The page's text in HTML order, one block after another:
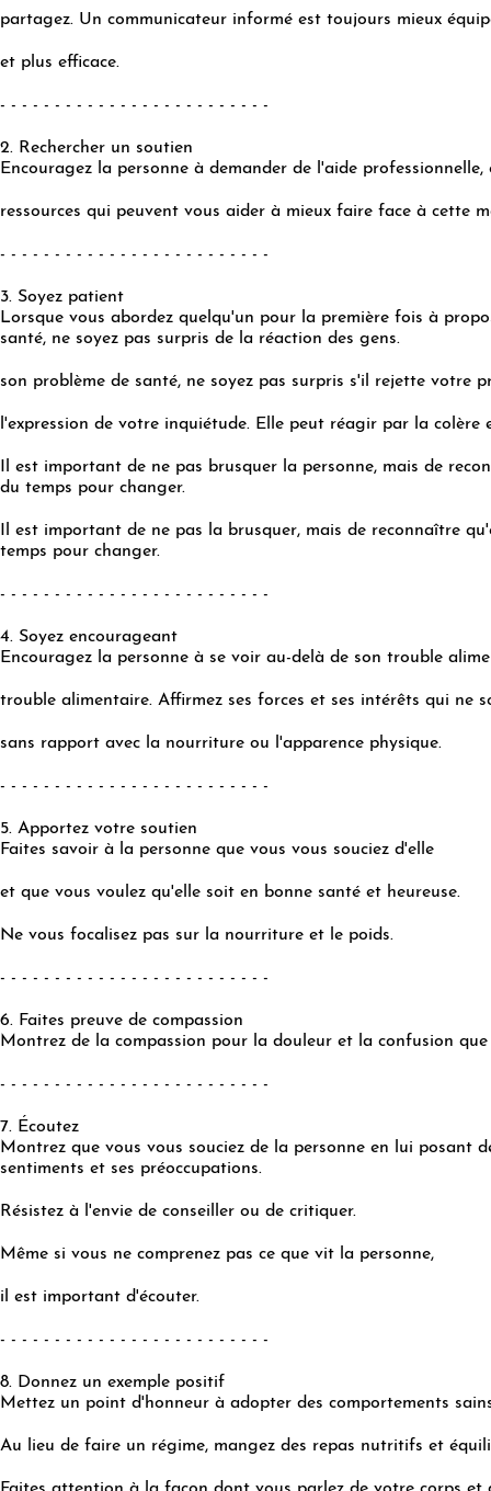
partagez. Un communicateur informé est toujours mieux
et plus efficace.
- - - - - - - - - - - - - - - - - - - - - - - - -
2. Rechercher un soutien
Encouragez la personne à demander de l'aide professionnelle,
ressources qui peuvent vous aider à mieux faire face à cette
- - - - - - - - - - - - - - - - - - - - - - - - -
3. Soyez patient
Lorsque vous abordez quelqu'un pour la première fois à
santé, ne soyez pas surpris de la réaction des gens.
son problème de santé, ne soyez pas surpris s'il rejette votre
l'expression de votre inquiétude. Elle peut réagir par la colère
Il est important de ne pas brusquer la personne, mais de
du temps pour changer.
Il est important de ne pas la brusquer, mais de reconnaître
temps pour changer.
- - - - - - - - - - - - - - - - - - - - - - - - -
4. Soyez encourageant
Encouragez la personne à se voir au-delà de son trouble
trouble alimentaire. Affirmez ses forces et ses intérêts qui ne
sans rapport avec la nourriture ou l'apparence physique.
- - - - - - - - - - - - - - - - - - - - - - - - -
5. Apportez votre soutien
Faites savoir à la personne que vous vous souciez d'elle
et que vous voulez qu'elle soit en bonne santé et heureuse.
Ne vous focalisez pas sur la nourriture et le poids.
- - - - - - - - - - - - - - - - - - - - - - - - -
6. Faites preuve de compassion
Montrez de la compassion pour la douleur et la confusion
- - - - - - - - - - - - - - - - - - - - - - - - -
7. Écoutez
Montrez que vous vous souciez de la personne en lui posant
sentiments et ses préoccupations.
Résistez à l'envie de conseiller ou de critiquer.
Même si vous ne comprenez pas ce que vit la personne,
il est important d'écouter.
- - - - - - - - - - - - - - - - - - - - - - - - -
8. Donnez un exemple positif
Mettez un point d'honneur à adopter des comportements
Au lieu de faire un régime, mangez des repas nutritifs et